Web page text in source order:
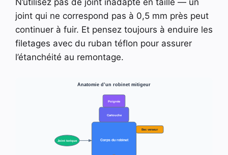
N’utilisez pas de joint inadapté en taille — un
joint qui ne correspond pas à 0,5 mm près peut
continuer à fuir. Et pensez toujours à enduire les
filetages avec du ruban téflon pour assurer
l’étanchéité au remontage.
Anatomie d’un robinet mitigeur
Corps du robinet
Cartouche
Poignée
Joint torique
Bec verseur